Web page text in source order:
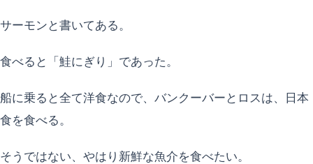
サーモンと書いてある。
食べると「鮭にぎり」であった。
船に乗ると全て洋食なので、バンクーバーとロスは、日本
食を食べる。
そうではない、やはり新鮮な魚介を食べたい。